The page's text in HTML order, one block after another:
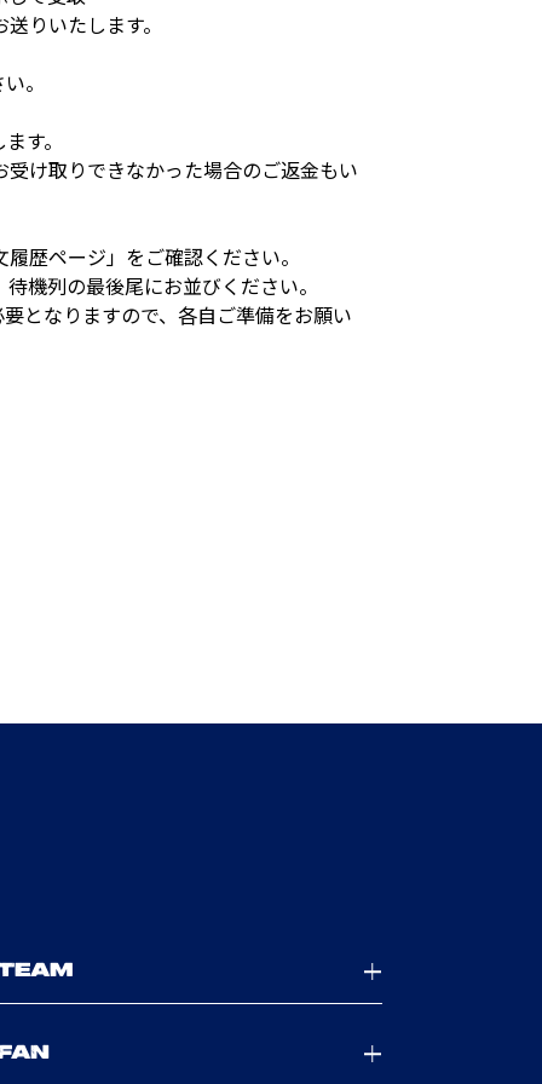
りいたします。
。
す。
け取りできなかった場合のご返金もい
歴ページ」をご確認ください。
機列の最後尾にお並びください。
となりますので、各自ご準備をお願い